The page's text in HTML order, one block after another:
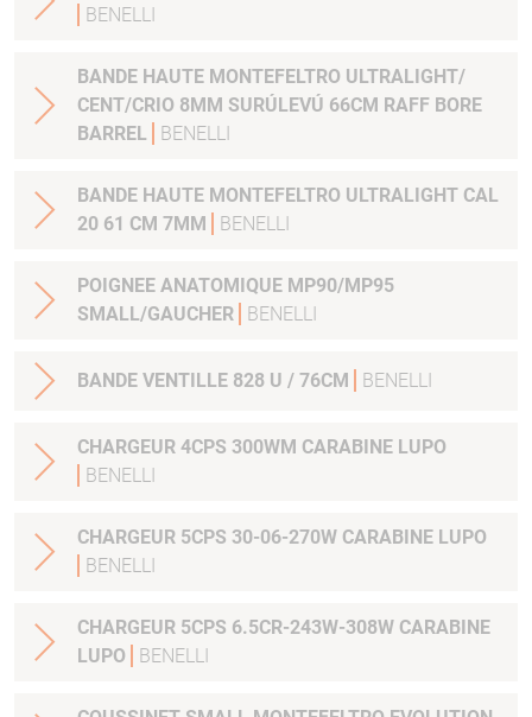
BENELLI
BANDE HAUTE MONTEFELTRO ULTRALIGHT/
CENT/CRIO 8MM SURÚLEVÚ 66CM RAFF BORE
BARREL
BENELLI
BANDE HAUTE MONTEFELTRO ULTRALIGHT CAL
20 61 CM 7MM
BENELLI
POIGNEE ANATOMIQUE MP90/MP95
SMALL/GAUCHER
BENELLI
BANDE VENTILLE 828 U / 76CM BENELLI
CHARGEUR 4CPS 300WM CARABINE LUPO
BENELLI
CHARGEUR 5CPS 30-06-270W CARABINE LUPO
BENELLI
CHARGEUR 5CPS 6.5CR-243W-308W CARABINE
LUPO
BENELLI